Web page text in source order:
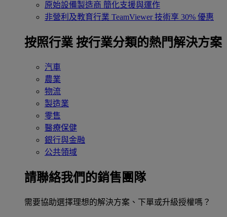
原始設備製造商 簡化支援與運作
非營利及教育行業 TeamViewer 技術享 30% 優惠
按照行業 按行業分類的熱門解決方案
汽車
農業
物流
製造業
零售
醫療保健
銀行與金融
公共領域
請聯絡我們的銷售團隊
需要協助選擇理想的解決方案、下單或升級授權嗎？